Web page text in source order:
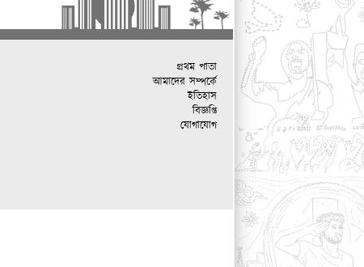
প্রথম পাতা
আমাদের সম্পর্কে
ইতিহাস
বিজ্ঞপ্তি
যোগাযোগ